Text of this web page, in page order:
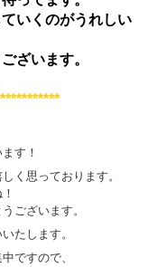
いくのがうれしい
ざいます。
す！
く思っております。
ございます。
たします。
ですので、